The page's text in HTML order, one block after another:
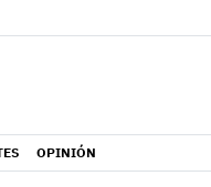
OPINIÓN